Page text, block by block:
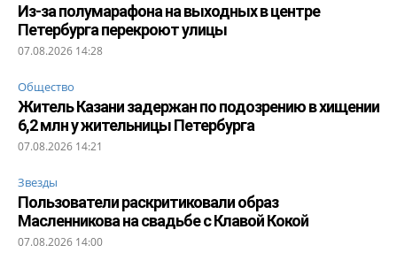
Из-за полумарафона на выходных в центре
Петербурга перекроют улицы
07.08.2026 14:28
Общество
Житель Казани задержан по подозрению в хищении
6,2 млн у жительницы Петербурга
07.08.2026 14:21
Звезды
Пользователи раскритиковали образ
Масленникова на свадьбе с Клавой Кокой
07.08.2026 14:00